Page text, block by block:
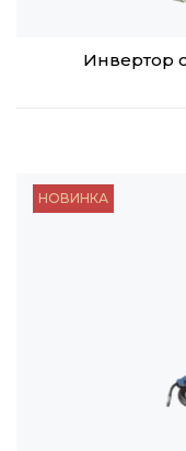
Инвертор
НОВИНКА